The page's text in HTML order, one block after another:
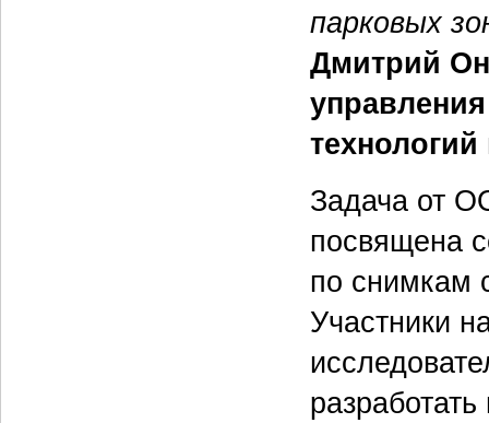
парковых
Дмитрий
Задача от
посвящена
по снимкам
Участники